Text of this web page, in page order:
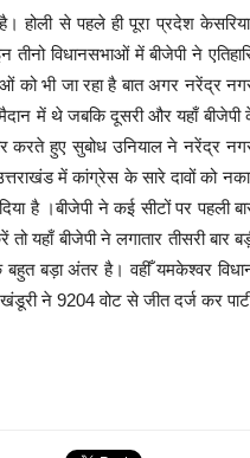
है। होली से पहले ही पूरा प्रदेश
विधानसभाओं में बीजेपी ने
को भी जा रहा है बात अगर नरेंद्र
में थे जबकि दूसरी और यहाँ बीजेपी
करते हुए सुबोध उनियाल ने नरेंद्र
में कांग्रेस के सारे दावों को
है ।बीजेपी ने कई सीटों पर पहली
यहाँ बीजेपी ने लगातार तीसरी बार
बड़ा अंतर है। वहीँ यमकेश्वर
ने 9204 वोट से जीत दर्ज कर